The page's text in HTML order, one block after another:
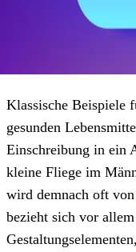
Klassische Beispiele
gesunden
Einschreibung in ein
kleine Fliege im
wird demnach oft von
bezieht sich vor